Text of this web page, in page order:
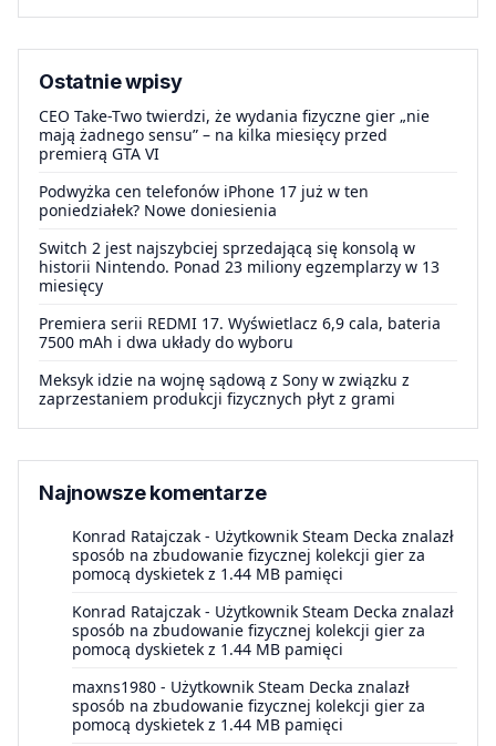
Ostatnie wpisy
CEO Take-Two twierdzi, że wydania fizyczne gier „nie
mają żadnego sensu” – na kilka miesięcy przed
premierą GTA VI
Podwyżka cen telefonów iPhone 17 już w ten
poniedziałek? Nowe doniesienia
Switch 2 jest najszybciej sprzedającą się konsolą w
historii Nintendo. Ponad 23 miliony egzemplarzy w 13
miesięcy
Premiera serii REDMI 17. Wyświetlacz 6,9 cala, bateria
7500 mAh i dwa układy do wyboru
Meksyk idzie na wojnę sądową z Sony w związku z
zaprzestaniem produkcji fizycznych płyt z grami
Najnowsze komentarze
Konrad Ratajczak - Użytkownik Steam Decka znalazł
sposób na zbudowanie fizycznej kolekcji gier za
pomocą dyskietek z 1.44 MB pamięci
Konrad Ratajczak - Użytkownik Steam Decka znalazł
sposób na zbudowanie fizycznej kolekcji gier za
pomocą dyskietek z 1.44 MB pamięci
maxns1980 - Użytkownik Steam Decka znalazł
sposób na zbudowanie fizycznej kolekcji gier za
pomocą dyskietek z 1.44 MB pamięci